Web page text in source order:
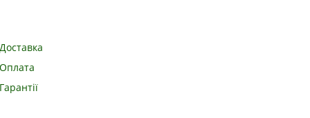
Доставка
Оплата
Гарантії